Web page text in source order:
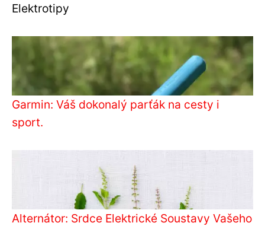
Elektrotipy
Garmin: Váš dokonalý parťák na cesty i
sport.
Alternátor: Srdce Elektrické Soustavy Vašeho